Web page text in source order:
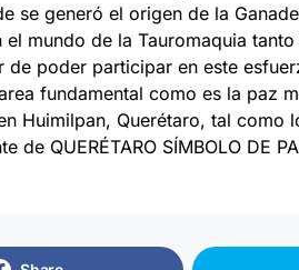
se generó el origen de la
mundo de la Tauromaquia
de poder participar en este
fundamental como es la paz
Huimilpan, Querétaro, tal como
de QUERÉTARO SÍMBOLO DE